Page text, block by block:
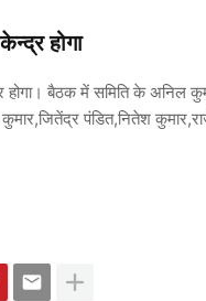
होगा
बैठक में समिति के अनिल
पंडित,नितेश